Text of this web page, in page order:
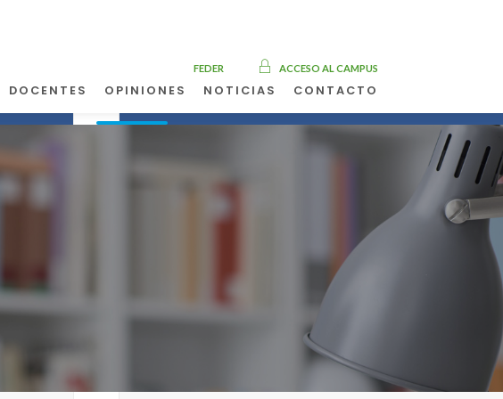
información
FEDER ACCESO AL CAMPUS
DOCENTES OPINIONES NOTICIAS CONTACTO